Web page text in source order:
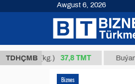
TDHÇMB
1 (kg.) 37,8 ТМТ Buýan
Biznes
Awgust 6, 2026